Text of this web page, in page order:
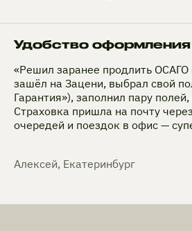
Удобство оформления
«Решил заранее продлить
зашёл на Зацени, выбрал свой
Гарантия»), заполнил пару
Страховка пришла на почту
очередей и поездок в офис —
Алексей, Екатеринбург